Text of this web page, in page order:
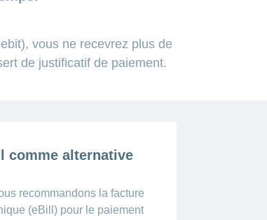
vous ne recevrez plus de
de justificatif de paiement.
comme alternative
recommandons la facture
(eBill) pour le paiement